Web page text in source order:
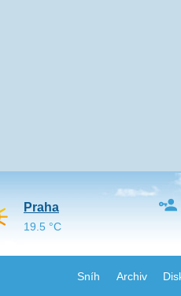
Sníh Archiv
Praha
19.5 °C